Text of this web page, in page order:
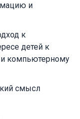
и
к
детей к
и компьютерному
смысл